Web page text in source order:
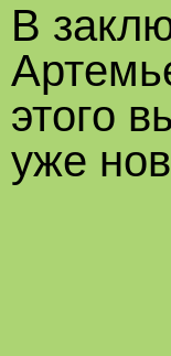
В
этого
уже